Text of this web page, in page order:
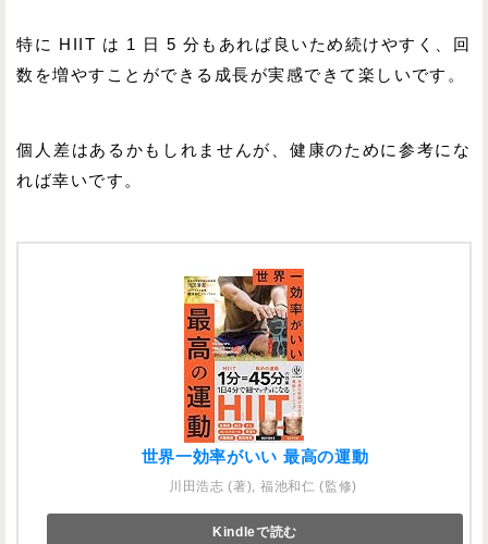
特に HIIT は 1 日 5 分もあれば良いため続けやすく、回
数を増やすことができる成長が実感できて楽しいです。
個人差はあるかもしれませんが、健康のために参考にな
れば幸いです。
世界一効率がいい 最高の運動
川田浩志 (著), 福池和仁 (監修)
Kindleで読む